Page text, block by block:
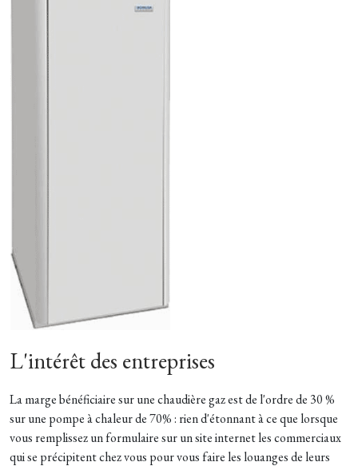
L'intérêt des entreprises
La marge bénéficiaire sur une chaudière gaz est de l'ordre de 30 %
sur une pompe à chaleur de 70% : rien d'étonnant à ce que lorsque
vous remplissez un formulaire sur un site internet les commerciaux
qui se précipitent chez vous pour vous faire les louanges de leurs